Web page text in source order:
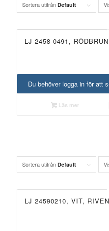
Sortera utifrån Default
LJ 2458-0491, RÖDBRUN
Du behöver logga in för att
Läs mer
Sortera utifrån Default
LJ 24590210, VIT, RIVEN